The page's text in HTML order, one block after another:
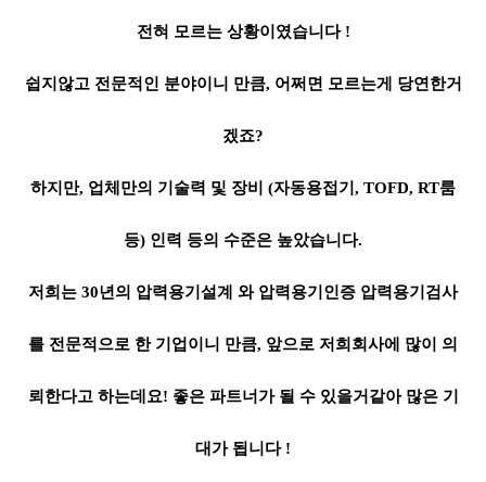
전혀 모르는 상황이였습니다 !
쉽지않고 전문적인 분야이니 만큼, 어쩌면 모르는게 당연한거
겠죠?
하지만, 업체만의 기술력 및 장비 (자동용접기, TOFD, RT룸
등) 인력 등의 수준은 높았습니다.
저희는 30년의 압력용기설계 와 압력용기인증 압력용기검사
를 전문적으로 한 기업이니 만큼, 앞으로 저희회사에 많이 의
뢰한다고 하는데요! 좋은 파트너가 될 수 있을거같아 많은 기
대가 됩니다 !